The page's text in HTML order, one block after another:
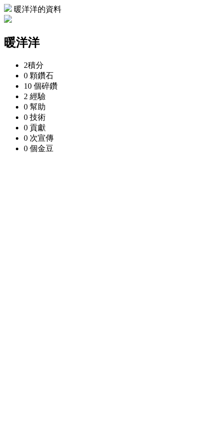
暖洋洋的資料
暖洋洋
2積分
0 顆鑽石
10 個碎鑽
2 經驗
0 幫助
0 技術
0 貢獻
0 次宣傳
0 個金豆